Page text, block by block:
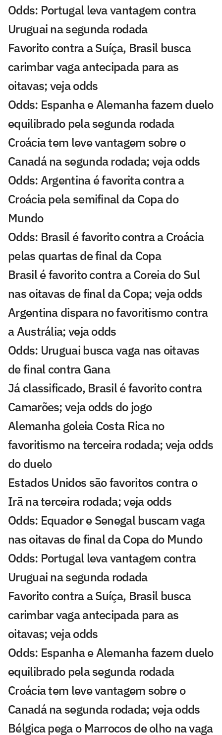
Odds: Portugal leva vantagem contra
Uruguai na segunda rodada
Favorito contra a Suíça, Brasil busca
carimbar vaga antecipada para as
oitavas; veja odds
Odds: Espanha e Alemanha fazem duelo
equilibrado pela segunda rodada
Croácia tem leve vantagem sobre o
Canadá na segunda rodada; veja odds
Odds: Argentina é favorita contra a
Croácia pela semifinal da Copa do
Mundo
Odds: Brasil é favorito contra a Croácia
pelas quartas de final da Copa
Brasil é favorito contra a Coreia do Sul
nas oitavas de final da Copa; veja odds
Argentina dispara no favoritismo contra
a Austrália; veja odds
Odds: Uruguai busca vaga nas oitavas
de final contra Gana
Já classificado, Brasil é favorito contra
Camarões; veja odds do jogo
Alemanha goleia Costa Rica no
favoritismo na terceira rodada; veja odds
do duelo
Estados Unidos são favoritos contra o
Irã na terceira rodada; veja odds
Odds: Equador e Senegal buscam vaga
nas oitavas de final da Copa do Mundo
Odds: Portugal leva vantagem contra
Uruguai na segunda rodada
Favorito contra a Suíça, Brasil busca
carimbar vaga antecipada para as
oitavas; veja odds
Odds: Espanha e Alemanha fazem duelo
equilibrado pela segunda rodada
Croácia tem leve vantagem sobre o
Canadá na segunda rodada; veja odds
Bélgica pega o Marrocos de olho na vaga